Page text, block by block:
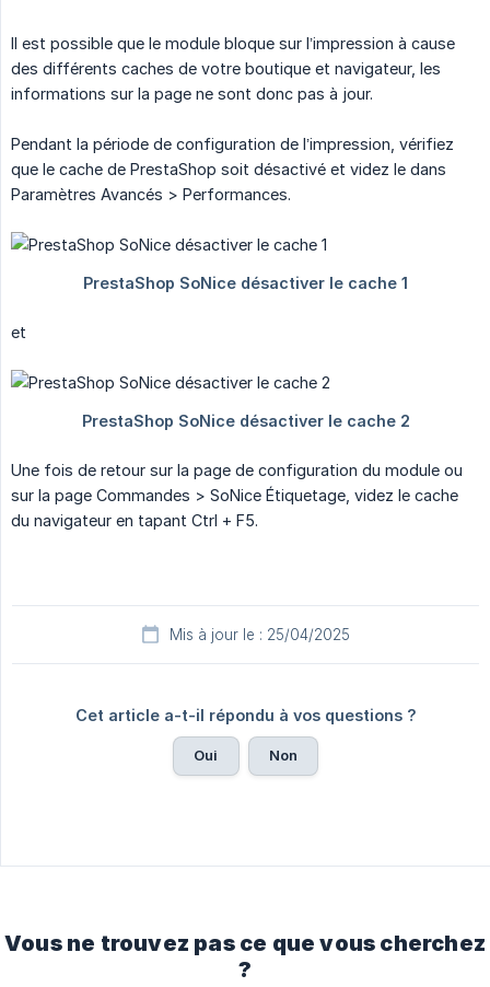
Il est possible que le module bloque sur l’impression à cause
des différents caches de votre boutique et navigateur, les
informations sur la page ne sont donc pas à jour.
Pendant la période de configuration de l’impression, vérifiez
que le cache de PrestaShop soit désactivé et videz le dans
Paramètres Avancés > Performances.
et
Une fois de retour sur la page de configuration du module ou
sur la page Commandes > SoNice Étiquetage, videz le cache
du navigateur en tapant Ctrl + F5.
Mis à jour le : 25/04/2025
Cet article a-t-il répondu à vos questions ?
Oui Non
Vous ne trouvez pas ce que vous cherchez
?